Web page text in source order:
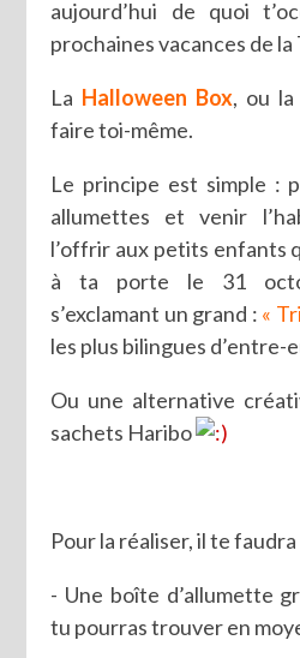
aujourd’hui de quoi
prochaines vacances de la
La Halloween Box, ou la
faire toi-même.
Le principe est simple :
allumettes et venir
l’offrir aux petits enfants
à ta porte le 31
s’exclamant un grand : «
les plus bilingues d’entre-
Ou une alternative
sachets Haribo
Pour la réaliser, il te
- Une boîte d’allumette
tu pourras trouver en